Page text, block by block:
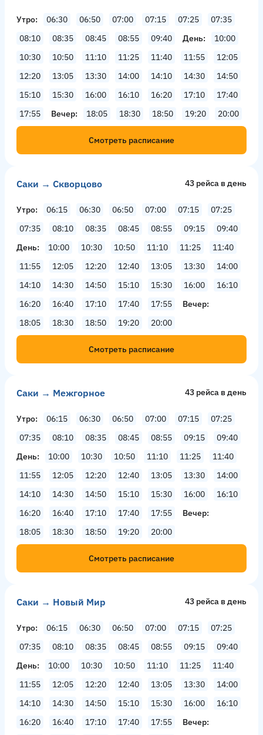
Утро 06:30 06:50 07:00 07:15 07:25
07:35
08:10
08:35 08:45 08:55 09:40 День
10:00
10:30
10:50 11:10 11:25 11:40 11:55
12:05
12:20
13:05 13:30 14:00 14:10 14:30
14:50
15:10
15:30 16:00 16:10 16:20 17:10
17:40
17:55
Вечер 18:05 18:30 18:50 19:20 20:00
Смотреть расписание
Саки → Скворцово 43 рейсa в день
Утро 06:15 06:30 06:50 07:00 07:15
07:25
07:35
08:10 08:35 08:45 08:55 09:15
09:40
День
10:00 10:30 10:50 11:10 11:25
11:40
11:55
12:05 12:20 12:40 13:05 13:30
14:00
14:10
14:30 14:50 15:10 15:30 16:00
16:10
16:20
16:40 17:10 17:40 17:55
Вечер
18:05
18:30 18:50 19:20 20:00
Смотреть расписание
Саки → Межгорное 43 рейсa в день
Утро 06:15 06:30 06:50 07:00 07:15
07:25
07:35
08:10 08:35 08:45 08:55 09:15
09:40
День
10:00 10:30 10:50 11:10 11:25
11:40
11:55
12:05 12:20 12:40 13:05 13:30
14:00
14:10
14:30 14:50 15:10 15:30 16:00
16:10
16:20
16:40 17:10 17:40 17:55
Вечер
18:05
18:30 18:50 19:20 20:00
Смотреть расписание
Саки → Новый Мир 43 рейсa в день
Утро 06:15 06:30 06:50 07:00 07:15
07:25
07:35
08:10 08:35 08:45 08:55 09:15
09:40
День
10:00 10:30 10:50 11:10 11:25
11:40
11:55
12:05 12:20 12:40 13:05 13:30
14:00
14:10
14:30 14:50 15:10 15:30 16:00
16:10
16:20
16:40 17:10 17:40 17:55
Вечер